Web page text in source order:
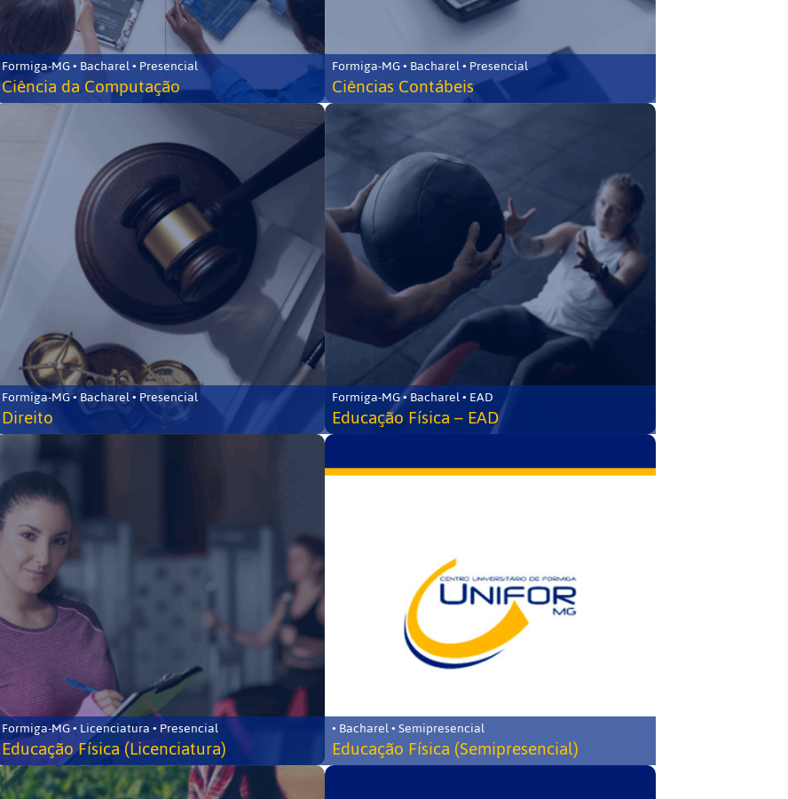
Formiga-MG • Bacharel • Presencial
Ciência da Computação
Formiga-MG • Bacharel • Presencial
Ciências Contábeis
Formiga-MG • Bacharel • Presencial
Direito
Formiga-MG • Bacharel • EAD
Educação Física – EAD
Formiga-MG • Licenciatura • Presencial
Educação Física (Licenciatura)
• Bacharel • Semipresencial
Educação Física (Semipresencial)